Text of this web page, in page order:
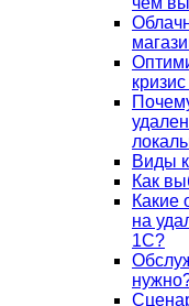
Виды
Как
Какие
на
1С?